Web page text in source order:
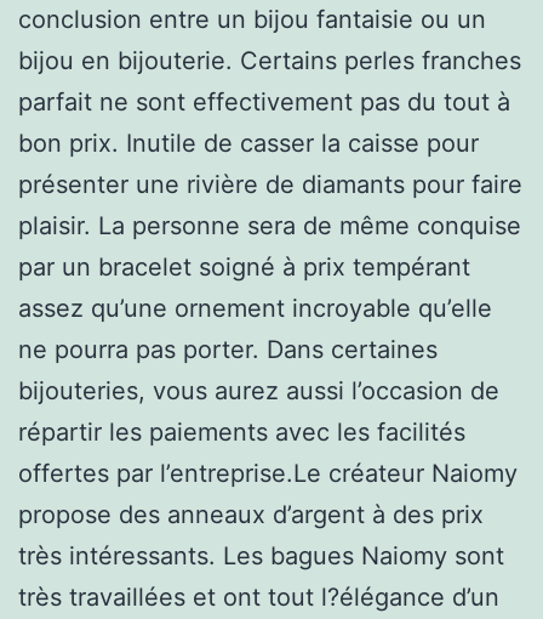
conclusion entre un bijou fantaisie ou un
bijou en bijouterie. Certains perles franches
parfait ne sont effectivement pas du tout à
bon prix. Inutile de casser la caisse pour
présenter une rivière de diamants pour faire
plaisir. La personne sera de même conquise
par un bracelet soigné à prix tempérant
assez qu’une ornement incroyable qu’elle
ne pourra pas porter. Dans certaines
bijouteries, vous aurez aussi l’occasion de
répartir les paiements avec les facilités
offertes par l’entreprise.Le créateur Naiomy
propose des anneaux d’argent à des prix
très intéressants. Les bagues Naiomy sont
très travaillées et ont tout l?élégance d’un